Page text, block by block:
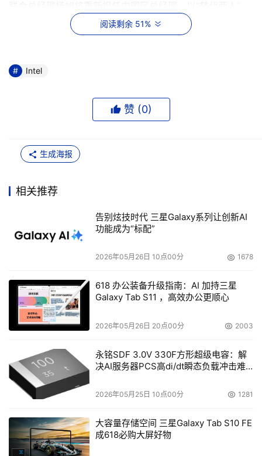
加强对中国市场的管理。英特尔中国新闻发言人表示，杨旭
目前在亚太的职位并不会发生变化，其亚太的职责也仍将不
位高管John Antone，也将协助杨旭加强对中国市场的管
“John Antone在中国南区(包括广州)支持杨旭。不过，
尔中国区运行了一段时间的双架构管理的模式，将暂时告一
式，即采用两位总经理(总裁)来负责同一市场。与此类似的
是，戴尔在亚太市场也采用同一模式。
不过，此次英特尔两位中国总经理在同一时间内变动，
仍然引发了外界的部分猜测。对此，英特尔中国新闻发言人
表示说，目前英特尔中国没有任何其他高管变动，也不会带
动其他高管离开。
她表示，“英特尔这一高管变动是在日常运营中很正常的
一个举动，可能(因为两位总经理同时变动)看起来很敏感，
但内部看其实很正常。”
“我们需要一个成员对中国市场非常了解，这样才能分析
阅读剩余 51%
Intel
赞 (0)
生成海报
相关推荐
告别炫技时代 三星Galaxy系列让创新AI
功能成为“标配”
2026年05月26日 10点00分 1678
618 办公装备升级指南：AI 加持三星
Galaxy Tab S11 ，高效办公更顺心
2026年05月26日 20点00分 2003
永铭SDF 3.0V 330F方形超级电容：解
决AI服务器PCS高di/dt瞬态负载冲击难
2026年05月25日 10点00分 1281
大容量存储空间 三星Galaxy Tab S10 FE
成618必购大屏好物